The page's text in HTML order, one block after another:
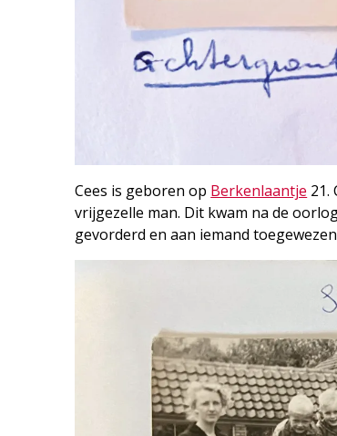
Cees is geboren op Berkenlaantje 21.
vrijgezelle man. Dit kwam na de
gevorderd en aan iemand